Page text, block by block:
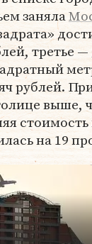
заняла
третье —
рублей.
выше,
на 19